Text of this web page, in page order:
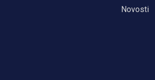
Novosti